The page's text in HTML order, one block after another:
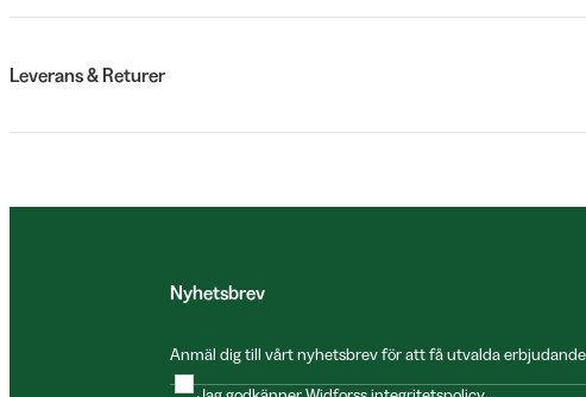
Leverans & Returer
Nyhetsbrev
Anmäl dig till vårt nyhetsbrev för att få utvalda